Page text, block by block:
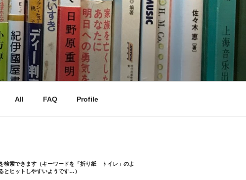
All FAQ Profile
検索できます（キーワードを「折り紙 トイレ」のよ
とヒットしやすいようです…）